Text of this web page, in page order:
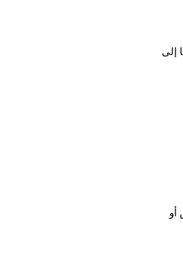
التداول بشكل مطرد من الساعة 9:30 صباحًا إلى
أو